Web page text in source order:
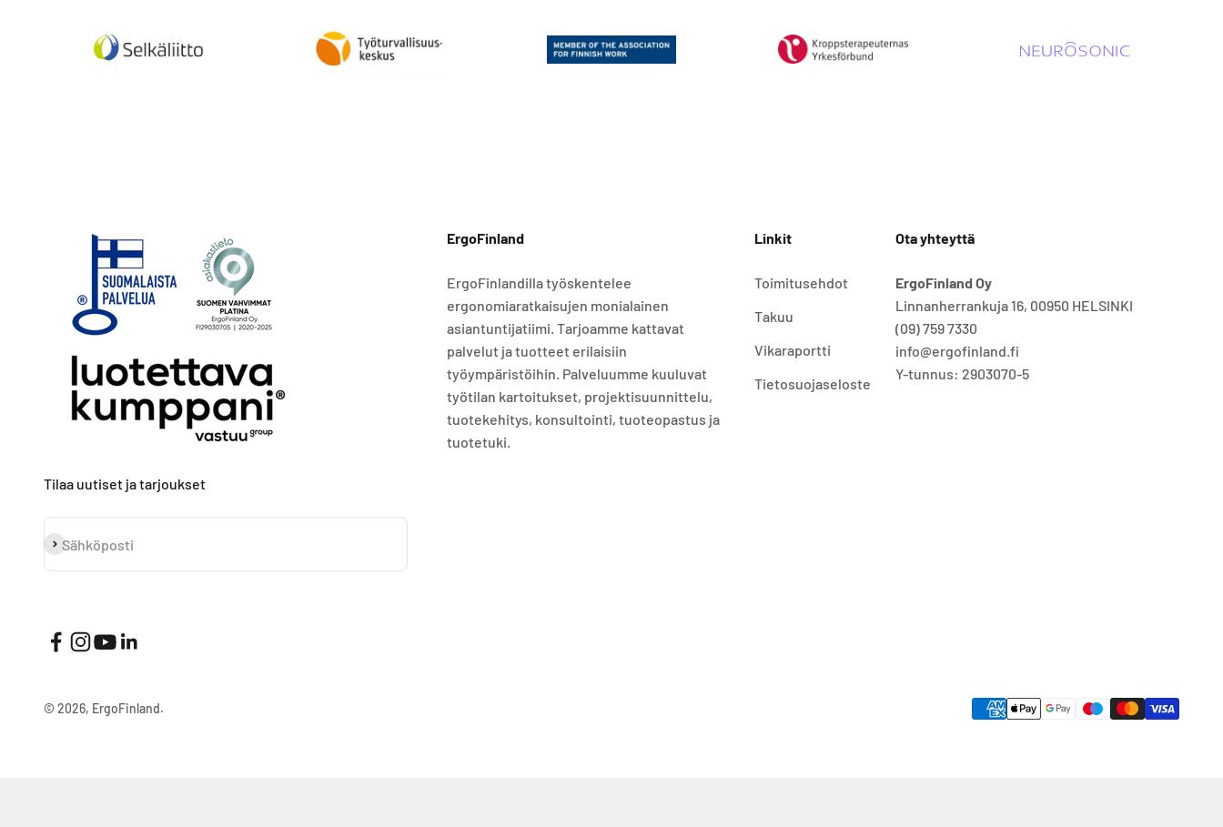
Tilaa uutiset ja tarjoukset
Sähköposti
Tilaa
ErgoFinland
ErgoFinlandilla työskentelee
ergonomiaratkaisujen monialainen
asiantuntijatiimi. Tarjoamme kattavat
palvelut ja tuotteet erilaisiin
työympäristöihin. Palveluumme kuuluvat
työtilan kartoitukset, projektisuunnittelu,
tuotekehitys, konsultointi, tuoteopastus ja
tuotetuki.
Linkit
Toimitusehdot
Takuu
Vikaraportti
Tietosuojaseloste
Ota yhteyttä
ErgoFinland Oy
Linnanherrankuja 16, 00950 HELSINKI
(09) 759 7330
info@ergofinland.fi
Y-tunnus: 2903070-5
© 2026, ErgoFinland.